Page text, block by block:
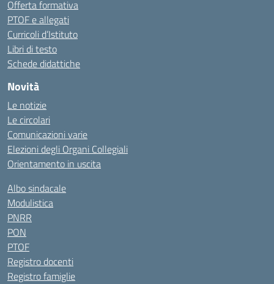
Offerta formativa
PTOF e allegati
Curricoli d’Istituto
Libri di testo
Schede didattiche
Novità
Le notizie
Le circolari
Comunicazioni varie
Elezioni degli Organi Collegiali
Orientamento in uscita
Albo sindacale
Modulistica
PNRR
PON
PTOF
Registro docenti
Registro famiglie